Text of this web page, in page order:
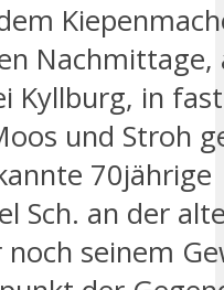
Kyllburg, in
und Stroh
70jährige
Sch. an der
seinem